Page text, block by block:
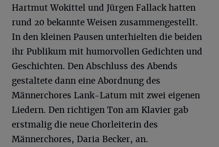
Hartmut Wokittel und Jürgen Fallack hatten
rund 20 bekannte Weisen zusammengestellt.
In den kleinen Pausen unterhielten die beiden
ihr Publikum mit humorvollen Gedichten und
Geschichten. Den Abschluss des Abends
gestaltete dann eine Abordnung des
Männerchores Lank-Latum mit zwei eigenen
Liedern. Den richtigen Ton am Klavier gab
erstmalig die neue Chorleiterin des
Männerchores, Daria Becker, an.